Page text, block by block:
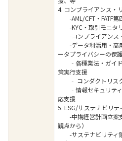
4. コンプライアンス・
-AML/CFT・FATF第
-KYC・取引モニタ
-コンプライアンス
-データ利活用・高
ータプライバシーの保
‐各種業法・ガイド
策実行支援
‐ コンダクトリスク
‐情報セキュリティ
応支援
5. ESG/サステナビリテ
-中期経営計画立案
観点から）
-サステナビリティ